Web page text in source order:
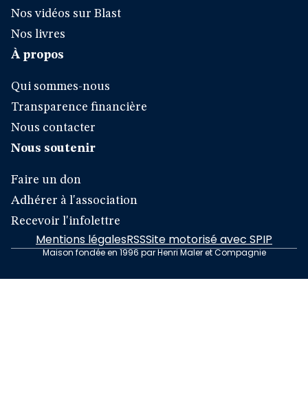
Nos vidéos sur Blast
Nos livres
À propos
Qui sommes-nous
Transparence financière
Nous contacter
Nous soutenir
Faire un don
Adhérer à l'association
Recevoir l'infolettre
Mentions légalesRSSSite motorisé avec SPIP
Maison fondée en 1996 par Henri Maler et Compagnie